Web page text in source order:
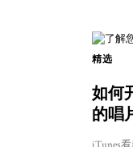
精选
如何
的唱